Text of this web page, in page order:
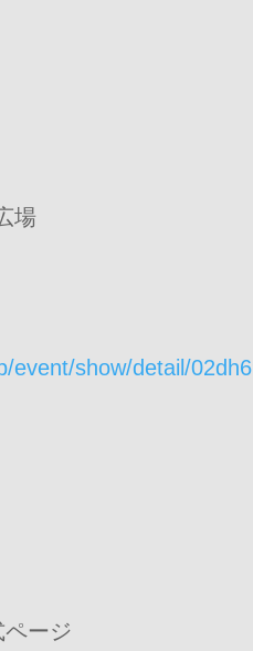
場
event/show/detail/
ージ